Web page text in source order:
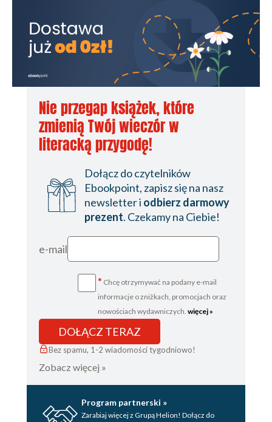
Nie przegap książek, które
zmienią Twój wieczór w
literacką przygodę!
Dołącz do czytelników
Ebookpoint, zapisz się na nasz
newsletter i odbierz darmowy
prezent. Czekamy na Ciebie!
e-mail
* Chcę otrzymywać na podany e-mail
informacje o zniżkach, promocjach oraz
nowościach wydawniczych. więcej »
DOŁĄCZ TERAZ
Bez spamu, 1-2 wiadomości tygodniowo!
Zobacz więcej »
Program partnerski »
Zarabiaj więcej z Grupą Helion! Dołącz do